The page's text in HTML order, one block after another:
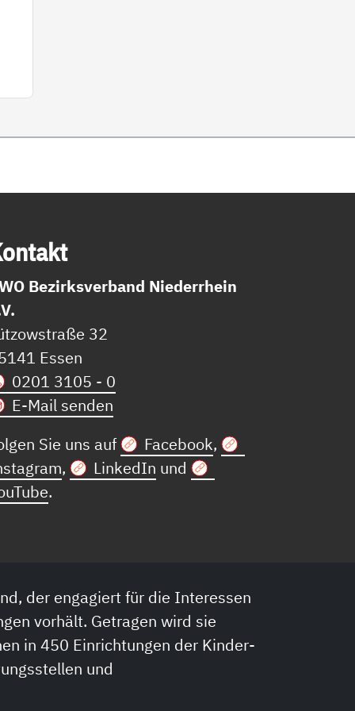
Bezirksverband Niederrhein
32
Essen
0201 3105 - 0
E-Mail senden
Sie uns auf
Facebook,
, LinkedIn und
.
der engagiert für die Interessen
vorhält. Getragen wird sie
in 450 Einrichtungen der Kinder-
und